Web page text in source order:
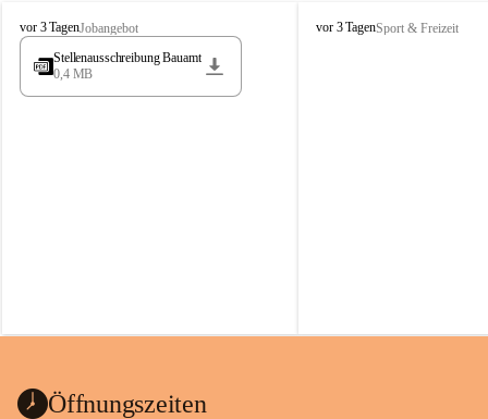
S
t
s
vor 3 TagenJobangebot
Stellenausschreibung Bauamt
0,4 MB
S
vor 3 TagenSport & Freizeit
Öffnungszeiten